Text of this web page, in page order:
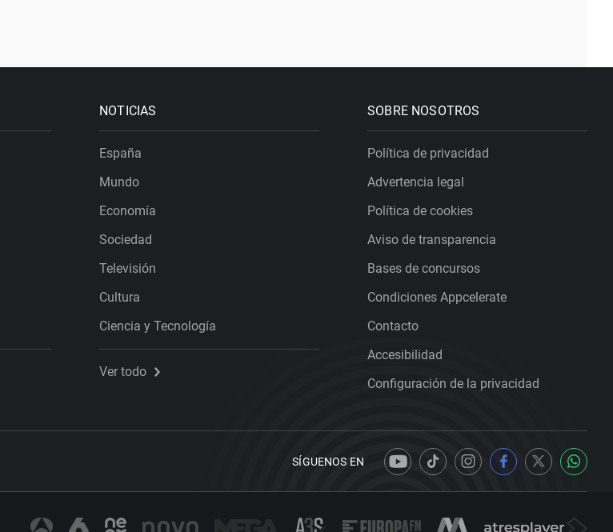
NOTICIAS
España
Mundo
Economía
Sociedad
Televisión
Cultura
Ciencia y Tecnología
Ver todo
SOBRE NOSOTROS
Política de privacidad
Advertencia legal
Política de cookies
Aviso de transparencia
Bases de concursos
Condiciones Appcelerate
Contacto
Accesibilidad
Configuración de la privacidad
SÍGUENOS EN